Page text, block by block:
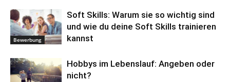
Bewerbung
Soft Skills: Warum sie so wichtig sind
und wie du deine Soft Skills trainieren
kannst
Hobbys im Lebenslauf: Angeben oder
nicht?